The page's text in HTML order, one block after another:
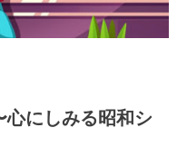
心にしみる昭和シ